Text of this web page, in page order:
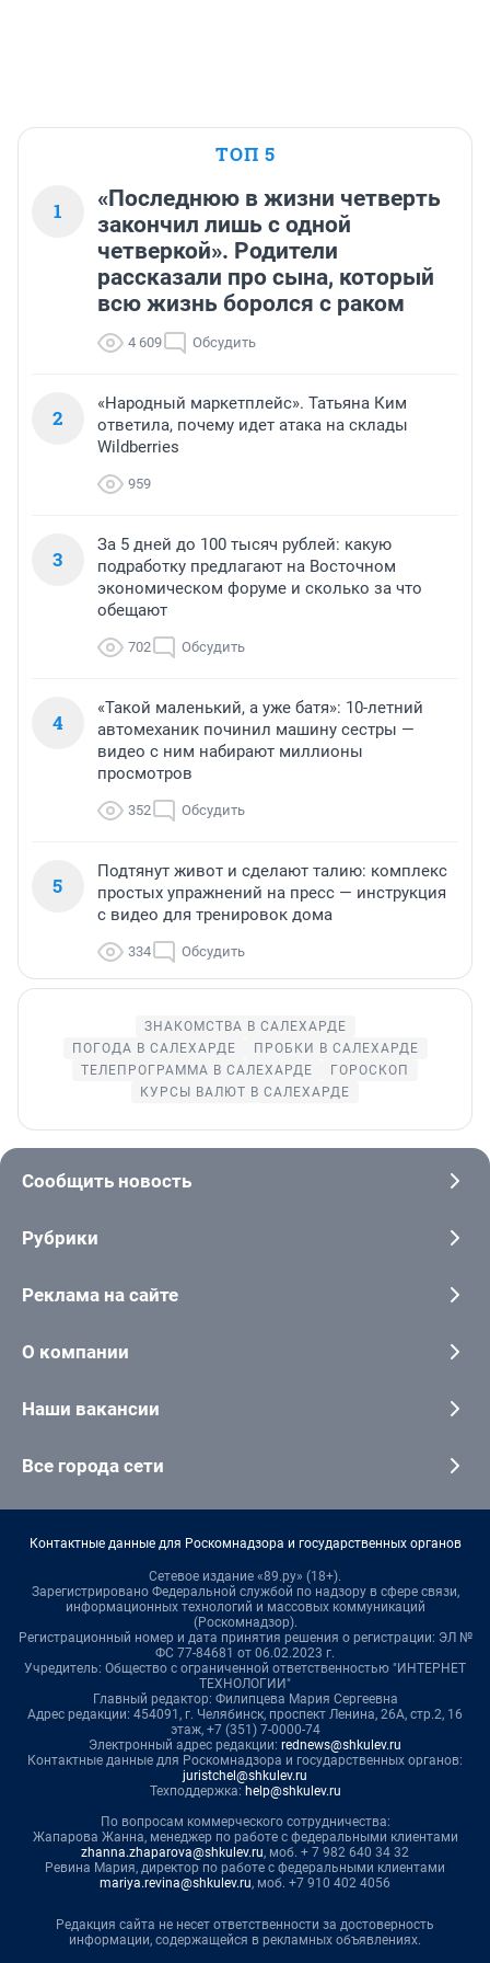
ТОП 5
1
«Последнюю в жизни четверть
закончил лишь с одной
четверкой». Родители
рассказали про сына, который
всю жизнь боролся с раком
4 609 Обсудить
2
«Народный маркетплейс». Татьяна Ким
ответила, почему идет атака на склады
Wildberries
959
3
За 5 дней до 100 тысяч рублей: какую
подработку предлагают на Восточном
экономическом форуме и сколько за что
обещают
702 Обсудить
4
«Такой маленький, а уже батя»: 10-летний
автомеханик починил машину сестры —
видео с ним набирают миллионы
просмотров
352 Обсудить
5
Подтянут живот и сделают талию: комплекс
простых упражнений на пресс — инструкция
с видео для тренировок дома
334 Обсудить
ЗНАКОМСТВА В САЛЕХАРДЕ
ПОГОДА В САЛЕХАРДЕ
ПРОБКИ В САЛЕХАРДЕ
ТЕЛЕПРОГРАММА В САЛЕХАРДЕ
ГОРОСКОП
КУРСЫ ВАЛЮТ В САЛЕХАРДЕ
Сообщить новость
Рубрики
Реклама на сайте
О компании
Наши вакансии
Все города сети
Контактные данные для Роскомнадзора и государственных органов
Сетевое издание «89.ру» (18+).
Зарегистрировано Федеральной службой по надзору в сфере связи,
информационных технологий и массовых коммуникаций
(Роскомнадзор).
Регистрационный номер и дата принятия решения о регистрации: ЭЛ №
ФС 77-84681 от 06.02.2023 г.
Учредитель: Общество с ограниченной ответственностью "ИНТЕРНЕТ
ТЕХНОЛОГИИ"
Главный редактор: Филипцева Мария Сергеевна
Адрес редакции: 454091, г. Челябинск, проспект Ленина, 26А, стр.2, 16
этаж, +7 (351) 7-0000-74
Электронный адрес редакции: rednews@shkulev.ru
Контактные данные для Роскомнадзора и государственных органов:
juristchel@shkulev.ru
Техподдержка: help@shkulev.ru
По вопросам коммерческого сотрудничества:
Жапарова Жанна, менеджер по работе с федеральными клиентами
zhanna.zhaparova@shkulev.ru, моб. + 7 982 640 34 32
Ревина Мария, директор по работе с федеральными клиентами
mariya.revina@shkulev.ru, моб. +7 910 402 4056
Редакция сайта не несет ответственности за достоверность
информации, содержащейся в рекламных объявлениях.